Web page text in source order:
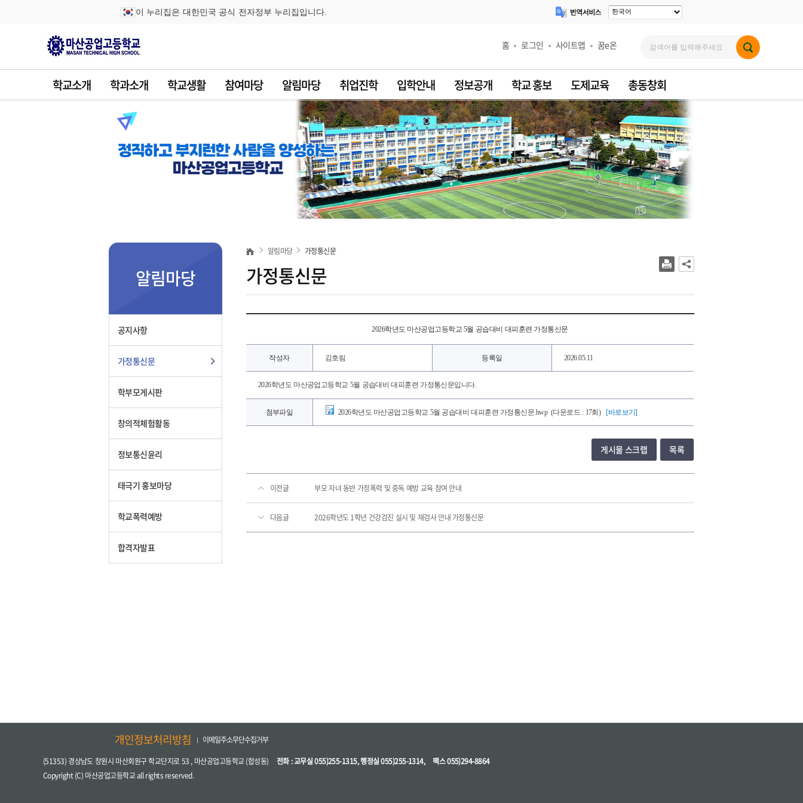
이 누리집은 대한민국 공식 전자정부 누리집입니다.
홈 로그인 사이트맵 꿈e온
학교소개 학과소개 학교생활 참여마당 알림마당 취업진학 입학안내 정보공개 학교 홍보 도제교육 총동창회
알림마당
공지사항
가정통신문
학부모게시판
창의적체험활동
정보통신윤리
태극기 홍보마당
학교폭력예방
합격자발표
알림마당 가정통신문
가정통신문
2026학년도 마산공업고등학교 5월 공습대비 대피훈련 가정통신문
작성자 김호림 등록일 2026.05.11
2026학년도 마산공업고등학교 5월 공습대비 대피훈련 가정통신문입니다.
첨부파일 2026학년도 마산공업고등학교 5월 공습대비 대피훈련 가정통신문.hwp (다운로드 : 17회) [바로보기]
게시물 스크랩 목록
이전글 부모 자녀 동반 가정폭력 및 중독 예방 교육 참여 안내
다음글 2026학년도 1학년 건강검진 실시 및 재검사 안내 가정통신문
개인정보처리방침
이메일주소무단수집거부
(51353) 경상남도 창원시 마산회원구 학교단지로 53 , 마산공업고등학교 (합성동)
전화 : 교무실 055)255-1315, 행정실 055)255-1314,
팩스 055)294-8864
Copyright (C) 마산공업고등학교 all rights reserved.